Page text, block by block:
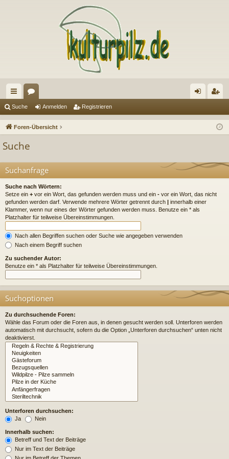
ch
ne
riff
en m
n
ist
n
Suche Anmelden Registrieren
Foren-Übersicht
Suche
Suchanfrage
Suche nach Wörtern:
Setze ein + vor ein Wort, das gefunden werden muss und ein - vor ein Wort, das nicht
gefunden werden darf. Verwende mehrere Wörter getrennt durch | innerhalb einer
Klammer, wenn nur eines der Wörter gefunden werden muss. Benutze ein * als
Platzhalter für teilweise Übereinstimmungen.
Nach allen Begriffen suchen oder Suche wie angegeben verwenden
Nach einem Begriff suchen
Zu suchender Autor:
Benutze ein * als Platzhalter für teilweise Übereinstimmungen.
Suchoptionen
Zu durchsuchende Foren:
Wähle das Forum oder die Foren aus, in denen gesucht werden soll. Unterforen werden
automatisch mit durchsucht, sofern du die Option „Unterforen durchsuchen“ unten nicht
deaktivierst.
Unterforen durchsuchen:
Ja
Nein
Innerhalb suchen:
Betreff und Text der Beiträge
Nur im Text der Beiträge